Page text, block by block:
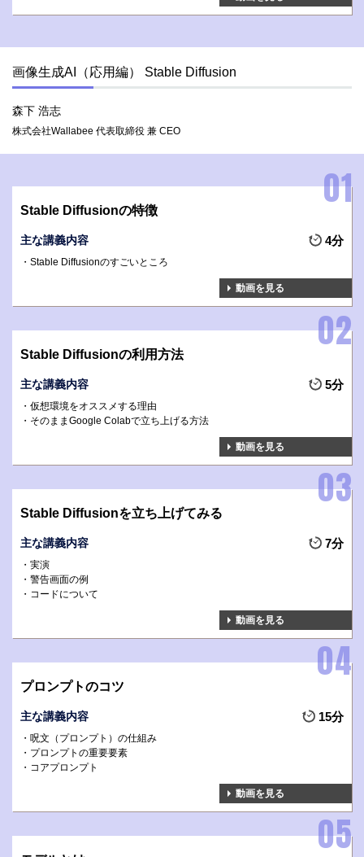
画像生成AI（応用編） Stable Diffusion
森下 浩志
株式会社Wallabee 代表取締役 兼 CEO
Stable Diffusionの特徴
主な講義内容 4分
Stable Diffusionのすごいところ
動画を見る
Stable Diffusionの利用方法
主な講義内容 5分
仮想環境をオススメする理由
そのままGoogle Colabで立ち上げる方法
動画を見る
Stable Diffusionを立ち上げてみる
主な講義内容 7分
実演
警告画面の例
コードについて
動画を見る
プロンプトのコツ
主な講義内容 15分
呪文（プロンプト）の仕組み
プロンプトの重要要素
コアプロンプト
動画を見る